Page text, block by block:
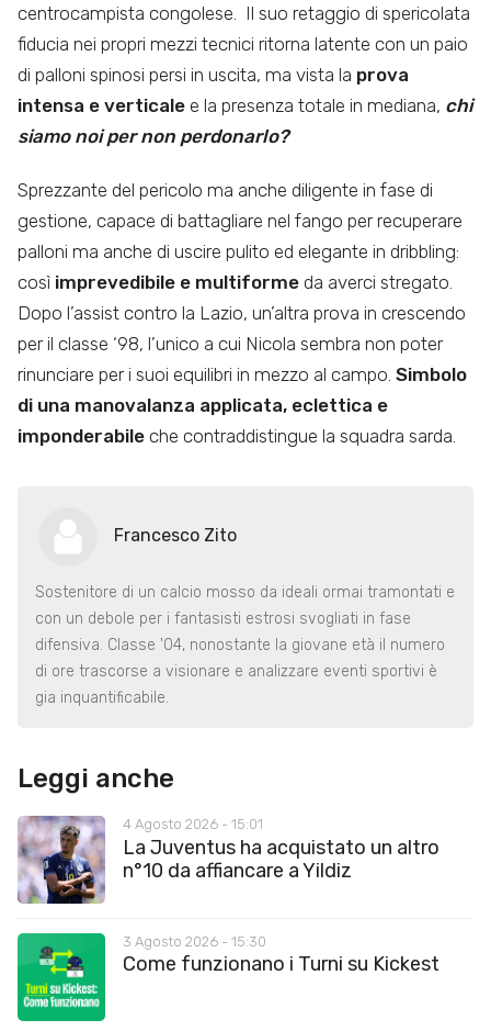
centrocampista congolese. Il suo retaggio di spericolata
fiducia nei propri mezzi tecnici ritorna latente con un paio
di palloni spinosi persi in uscita, ma vista la prova
intensa e verticale e la presenza totale in mediana, chi
siamo noi per non perdonarlo?
Sprezzante del pericolo ma anche diligente in fase di
gestione, capace di battagliare nel fango per recuperare
palloni ma anche di uscire pulito ed elegante in dribbling:
così imprevedibile e multiforme da averci stregato.
Dopo l’assist contro la Lazio, un’altra prova in crescendo
per il classe ‘98, l’unico a cui Nicola sembra non poter
rinunciare per i suoi equilibri in mezzo al campo. Simbolo
di una manovalanza applicata, eclettica e
imponderabile che contraddistingue la squadra sarda.
Francesco Zito
Sostenitore di un calcio mosso da ideali ormai tramontati e
con un debole per i fantasisti estrosi svogliati in fase
difensiva. Classe '04, nonostante la giovane età il numero
di ore trascorse a visionare e analizzare eventi sportivi è
gia inquantificabile.
Leggi anche
4 Agosto 2026 - 15:01
La Juventus ha acquistato un altro
n°10 da affiancare a Yildiz
3 Agosto 2026 - 15:30
Come funzionano i Turni su Kickest